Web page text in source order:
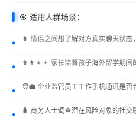
🎯 适用人群场景：
👩 情侣之间想了解对方真实聊天状态
👨‍👩‍👧‍👦 家长监督孩子海外留学期
🧑‍💼 企业监管员工工作手机通讯是否
🧳 商务人士调查潜在风险对象的社交